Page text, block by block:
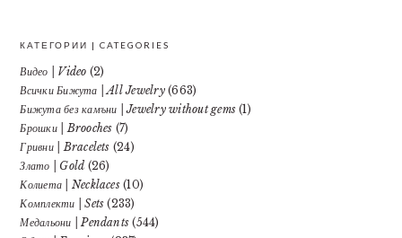
КАТЕГОРИИ | CATEGORIES
Видео | Video (2)
Всички Бижута | All Jewelry(663)
Бижута без камъни | Jewelry without gems (1)
Брошки | Brooches (7)
Гривни | Bracelets (24)
Злато | Gold (26)
Колиета | Necklaces(10)
Комплекти | Sets (233)
Медальони | Pendants (544)